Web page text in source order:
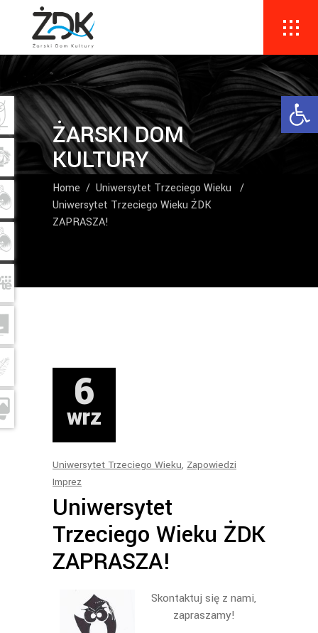
ŻARSKI DOM
KULTURY
Home / Uniwersytet Trzeciego Wieku
/
Uniwersytet Trzeciego Wieku ŻDK
ZAPRASZA!
6
wrz
Uniwersytet Trzeciego Wieku, Zapowiedzi
Imprez
Uniwersytet
Trzeciego Wieku ŻDK
ZAPRASZA!
Skontaktuj się z nami,
zapraszamy!